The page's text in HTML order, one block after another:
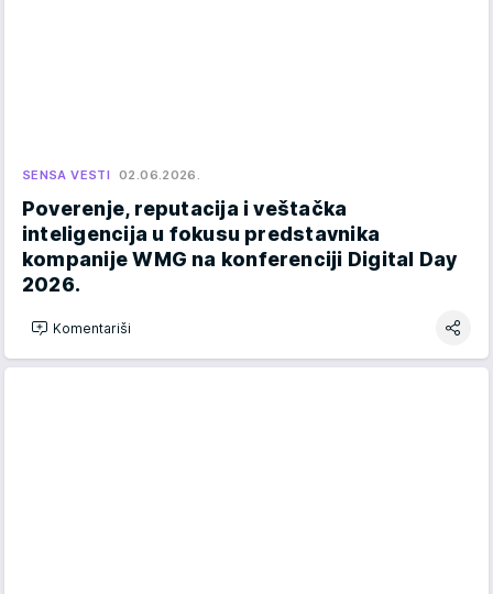
SENSA VESTI 02.06.2026.
Poverenje, reputacija i veštačka
inteligencija u fokusu predstavnika
kompanije WMG na konferenciji Digital Day
2026.
Komentariši